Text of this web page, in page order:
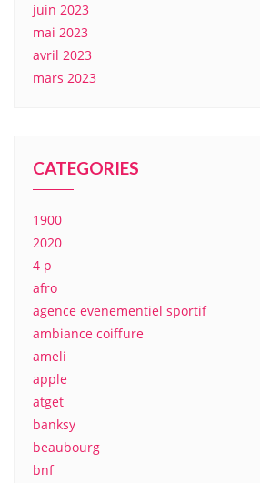
juin 2023
mai 2023
avril 2023
mars 2023
CATEGORIES
1900
2020
4 p
afro
agence evenementiel sportif
ambiance coiffure
ameli
apple
atget
banksy
beaubourg
bnf